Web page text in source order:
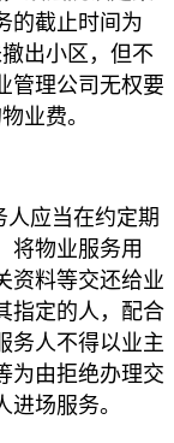
的截止时间为
出小区，但不
管理公司无权要
业费。
应当在约定期
将物业服务用
资料等交还给业
指定的人，配合
务人不得以业主
为由拒绝办理交
场服务。